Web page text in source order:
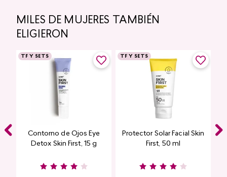
MILES DE MUJERES TAMBIÉN
ELIGIERON
TF Y SETS
Contorno de Ojos Eye
Detox Skin First, 15 g
TF Y SETS
Protector Solar Facial Skin
First, 50 ml